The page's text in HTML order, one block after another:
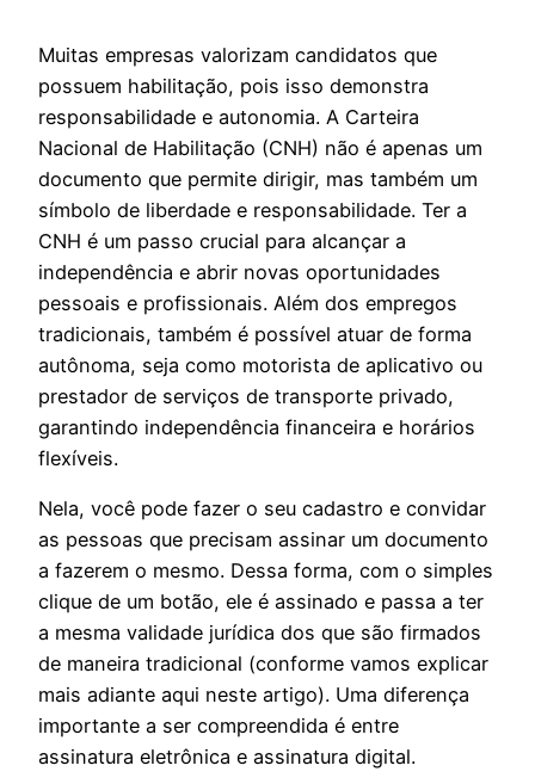
Muitas empresas valorizam candidatos que
possuem habilitação, pois isso demonstra
responsabilidade e autonomia. A Carteira
Nacional de Habilitação (CNH) não é apenas um
documento que permite dirigir, mas também um
símbolo de liberdade e responsabilidade. Ter a
CNH é um passo crucial para alcançar a
independência e abrir novas oportunidades
pessoais e profissionais. Além dos empregos
tradicionais, também é possível atuar de forma
autônoma, seja como motorista de aplicativo ou
prestador de serviços de transporte privado,
garantindo independência financeira e horários
flexíveis.
Nela, você pode fazer o seu cadastro e convidar
as pessoas que precisam assinar um documento
a fazerem o mesmo. Dessa forma, com o simples
clique de um botão, ele é assinado e passa a ter
a mesma validade jurídica dos que são firmados
de maneira tradicional (conforme vamos explicar
mais adiante aqui neste artigo). Uma diferença
importante a ser compreendida é entre
assinatura eletrônica e assinatura digital.